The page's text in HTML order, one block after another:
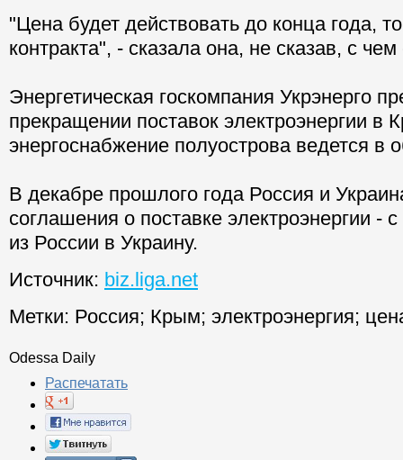
"Цена будет действовать до конца года,
контракта", - сказала она, не сказав, с чем
Энергетическая госкомпания Укрэнерго
прекращении поставок электроэнергии в
энергоснабжение полуострова ведется в
В декабре прошлого года Россия и
соглашения о поставке электроэнергии -
из России в Украину.
Источник: biz.liga.net
Метки: Россия; Крым; электроэнергия;
Odessa Daily
Распечатать